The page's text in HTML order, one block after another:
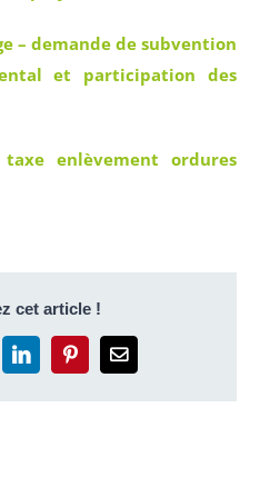
– demande de subvention
et participation des
enlèvement ordures
cet article !
LinkedInPinterestEmail